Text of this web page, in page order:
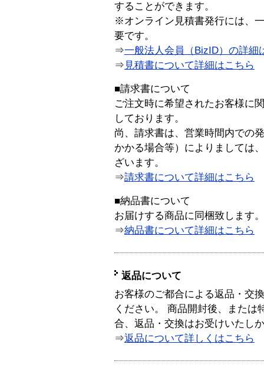
することができます。
※オンライン見積書発行には、
要です。
⇒一般法人会員（BizID）の詳細
⇒ 見積書について詳細はこちら
■請求書について
ご注文時に希望されたお客様に
しております。
尚、請求書は、営業時間内での
かかる場合等）によりましては
ざいます。
⇒請求書について詳細はこちら
■納品書について
お届けする商品に同梱致します。
⇒納品書について詳細はこちら
返品について
お客様のご都合による返品・交
ください。 商品開封後、または
合、返品・交換はお受けいたし
⇒返品について詳しくはこちら